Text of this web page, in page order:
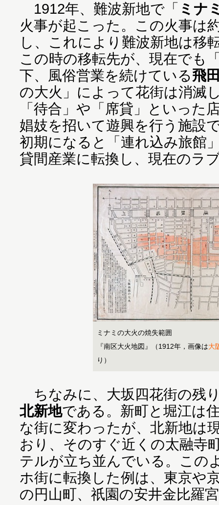
1912年、難波新地で「 ミナ
火事が起こった。この火事は
し、これにより難波新地は移
この時の移転先が、現在でも
下、風俗営業を続けている飛
の大火」によって花街は消滅
「待合」や「席貸」といった
娼妓を招いて遊興を行う施設
初期になると「連れ込み旅館
貸間産業に転換し、現在のラ
ミナミの大火の焼失範囲
『南区大火地図』（1912年，画像は大
り）
ちなみに、大坂四花街の残
北新地である。新町と堀江は
な街に変わったが、北新地は
おり、そのすぐ近くの太融寺
テルが立ち並んでいる。この
ホ街に転換した例は、東京や
の円山町、祇園の安井金比羅